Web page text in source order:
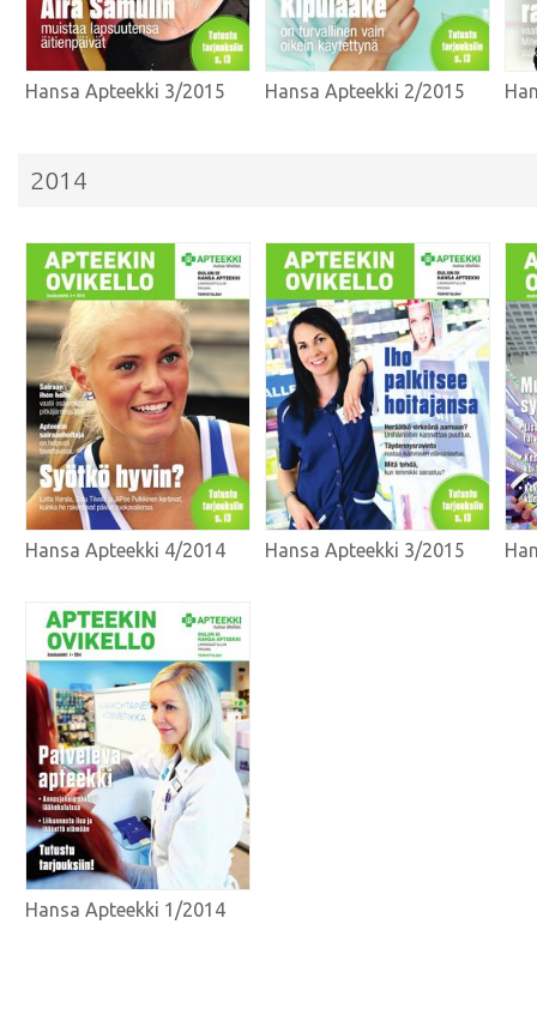
Hansa Apteekki 3/2015 Hansa Apteekki 2/2015
2014
Hansa Apteekki 4/2014 Hansa Apteekki 3/2015
Hansa Apteekki 1/2014